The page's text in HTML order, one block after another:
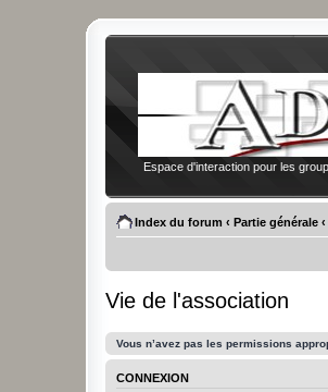
Espace d'interaction pour les
Index du forum ‹ Partie générale ‹
Vie de l'association
Vous n’avez pas les permissions
CONNEXION